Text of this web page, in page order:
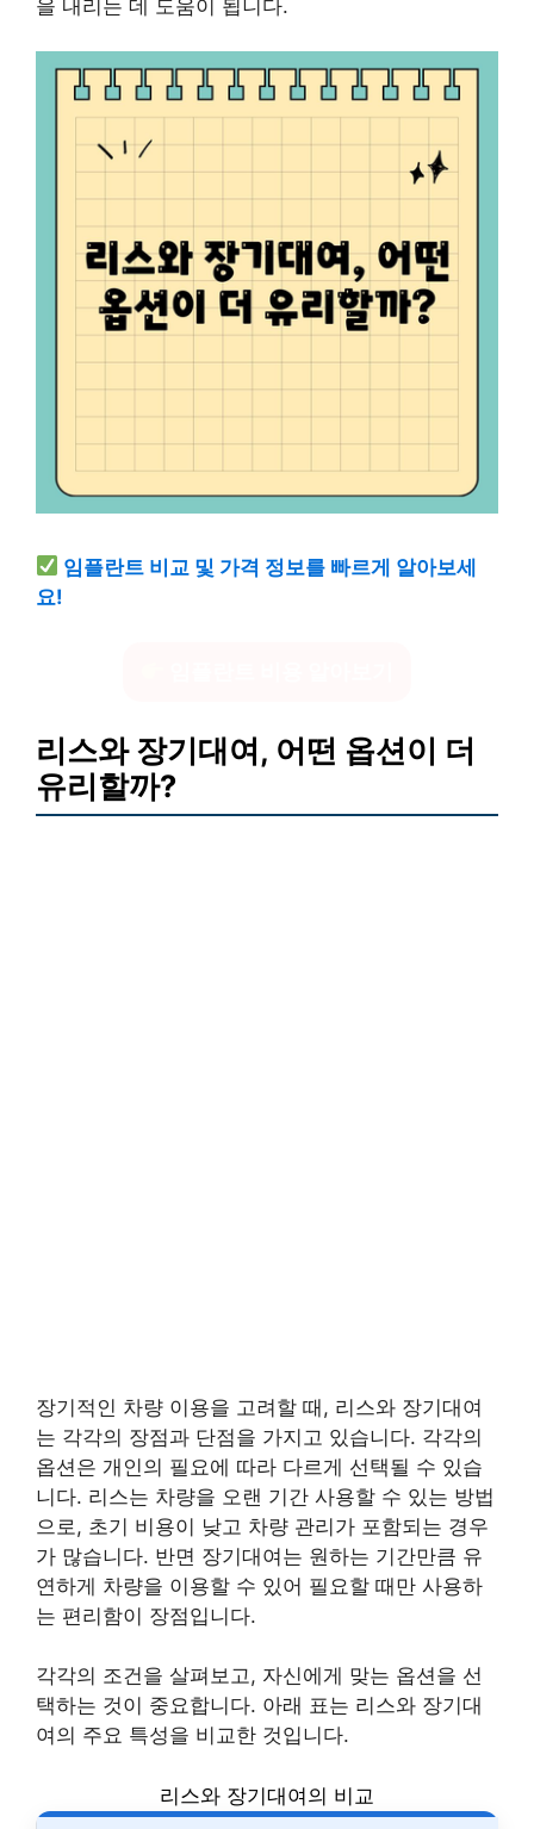
을 내리는 데 도움이 됩니다.
임플란트 비교 및 가격 정보를 빠르게 알아보세
요!
리스와 장기대여, 어떤 옵션이 더
유리할까?
장기적인 차량 이용을 고려할 때, 리스와 장기대여
는 각각의 장점과 단점을 가지고 있습니다. 각각의
옵션은 개인의 필요에 따라 다르게 선택될 수 있습
니다. 리스는 차량을 오랜 기간 사용할 수 있는 방법
으로, 초기 비용이 낮고 차량 관리가 포함되는 경우
가 많습니다. 반면 장기대여는 원하는 기간만큼 유
연하게 차량을 이용할 수 있어 필요할 때만 사용하
는 편리함이 장점입니다.
각각의 조건을 살펴보고, 자신에게 맞는 옵션을 선
택하는 것이 중요합니다. 아래 표는 리스와 장기대
여의 주요 특성을 비교한 것입니다.
리스와 장기대여의 비교